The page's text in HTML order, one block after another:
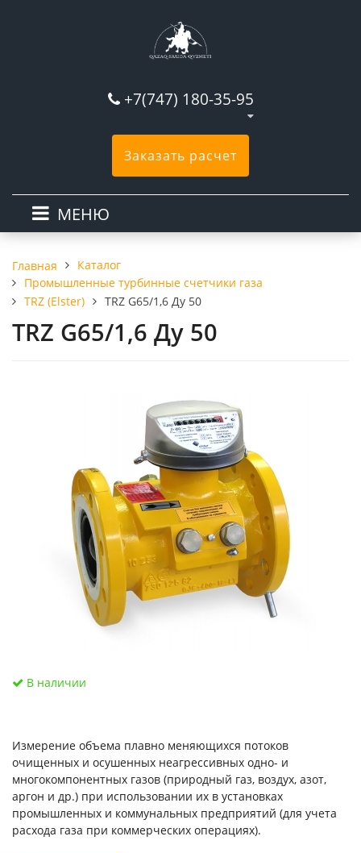
+7(747) 180-35-95
Заказать расчет
МЕНЮ
Главная
Каталог
Промышленные турбинные счетчики газа
TRZ (Elster)
TRZ G65/1,6 Ду 50
TRZ G65/1,6 Ду 50
В наличии
Измерение объема плавно меняющихся потоков
очищенных и осушенных неагрессивных одно- и
многокомпонентных газов (природный газ, воздух, азот,
аргон и др.) при использовании их в установках
промышленных и коммунальных предприятий (для учета
расхода газа при коммерческих операциях).